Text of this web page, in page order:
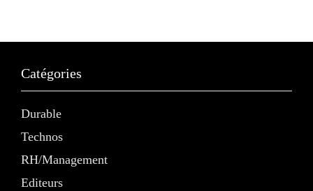
Catégories
Durable
Technos
RH/Management
Editeurs